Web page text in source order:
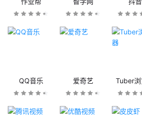
QQ音乐 爱奇艺 Tuber